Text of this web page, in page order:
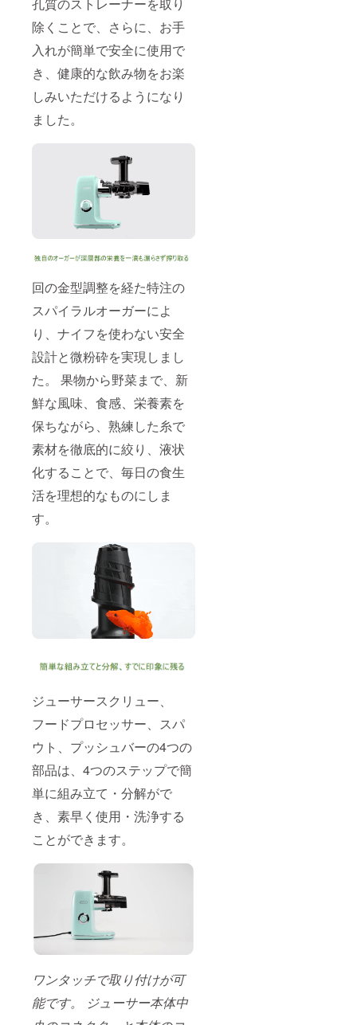
除くことで、さらに、お手
入れが簡単で安全に使用で
き、健康的な飲み物をお楽
しみいただけるようになり
ました。
回の金型調整を経た特注の
スパイラルオーガーによ
り、ナイフを使わない安全
設計と微粉砕を実現しまし
た。 果物から野菜まで、新
鮮な風味、食感、栄養素を
保ちながら、熟練した糸で
素材を徹底的に絞り、液状
化することで、毎日の食生
活を理想的なものにしま
す。
ジューサースクリュー、
フードプロセッサー、スパ
ウト、プッシュバーの4つの
部品は、4つのステップで簡
単に組み立て・分解がで
き、素早く使用・洗浄する
ことができます。
ワンタッチで取り付けが可
能です。 ジューサー本体中